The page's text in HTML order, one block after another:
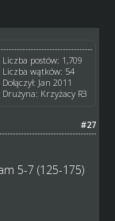
Liczba postów: 1,709
Liczba wątków: 54
Dołączył: Jan 2011
Drużyna: Krzyżacy R3
#27
5-7 (125-175)